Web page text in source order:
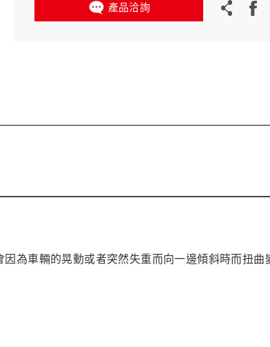
產品洽詢
為車輛的晃動或者突然失重而向一邊傾斜時而扭